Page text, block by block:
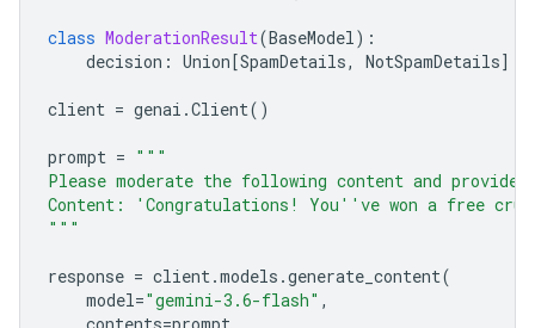
class ModerationResult(BaseModel):
decision : Union[SpamDetails, NotSpamDetails]
client = genai .Client()
prompt = """
Please moderate the following content and provide
Content: 'Congratulations! You''ve won a free
"""
response = client.models .generate_content(
model="gemini-3.6-flash" ,